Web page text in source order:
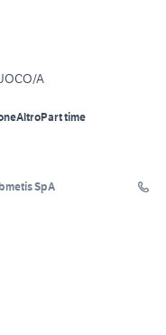
A
AltroPart time
SpA